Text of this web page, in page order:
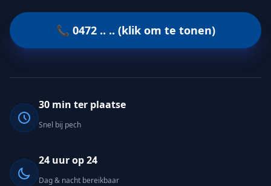
📞 0472 .. .. (klik om te tonen)
30 min ter plaatse
Snel bij pech
24 uur op 24
Dag & nacht bereikbaar